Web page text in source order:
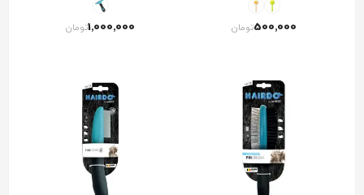
500٬000تومان 1٬000٬000تومان